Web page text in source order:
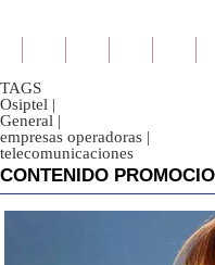
TAGS
Osiptel |
General |
empresas operadoras |
telecomunicaciones